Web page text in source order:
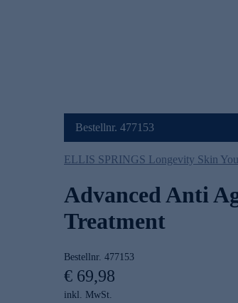
Bestellnr. 477153
ELLIS SPRINGS Longevity Skin
Advanced Anti
Treatment
Bestellnr. 477153
€ 69,98
inkl. MwSt.